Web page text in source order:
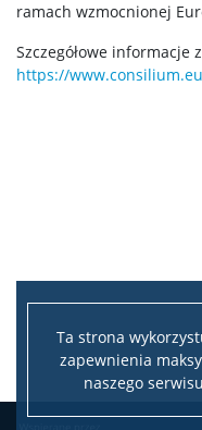
Ta strona
zapewnienia
naszego
ramach wzmocnionej
Szczegółowe
https://